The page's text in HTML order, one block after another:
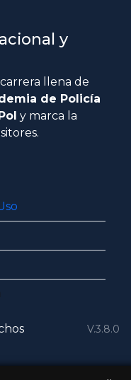
y
llena de
de Policía
y marca la
V.3.8.0